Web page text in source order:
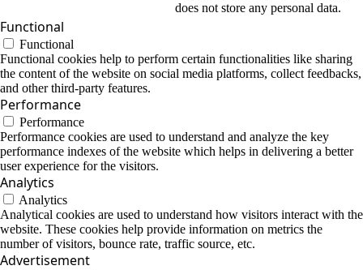
does not store any personal data.
Functional
Functional
Functional cookies help to perform certain functionalities like sharing
the content of the website on social media platforms, collect feedbacks,
and other third-party features.
Performance
Performance
Performance cookies are used to understand and analyze the key
performance indexes of the website which helps in delivering a better
user experience for the visitors.
Analytics
Analytics
Analytical cookies are used to understand how visitors interact with the
website. These cookies help provide information on metrics the
number of visitors, bounce rate, traffic source, etc.
Advertisement